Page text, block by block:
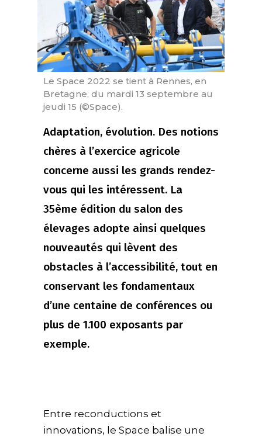
Le Space 2022 se tient à Rennes, en
Bretagne, du mardi 13 septembre au
jeudi 15 (©Space).
Adaptation, évolution. Des notions
chères à l’exercice agricole
concerne aussi les grands rendez-
vous qui les intéressent. La
35ème édition du salon des
élevages adopte ainsi quelques
nouveautés qui lèvent des
obstacles à l’accessibilité, tout en
conservant les fondamentaux
d’une centaine de conférences ou
plus de 1.100 exposants par
exemple.
Entre reconductions et
innovations, le Space balise une